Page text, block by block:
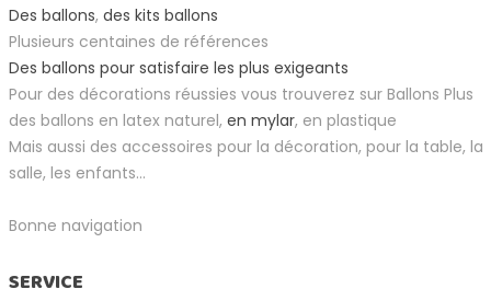
Des ballons, des kits ballons
Plusieurs centaines de références
Des ballons pour satisfaire les plus exigeants
Pour des décorations réussies vous trouverez sur Ballons Plus
des ballons en latex naturel, en mylar, en plastique
Mais aussi des accessoires pour la décoration, pour la table, la
salle, les enfants...
Bonne navigation